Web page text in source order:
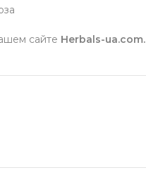
сайте Herbals-ua.com.